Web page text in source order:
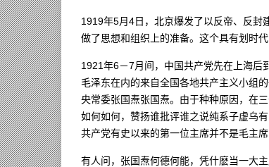
1919年5月4日，北京爆发了以反帝、反封
做了思想和组织上的准备。这个具有划时
1921年6－7月间，中国共产党先在上海后
毛泽东在内的来自全国各地共产主义小组
央常委张国焘张国焘。由于种种原因，在
如何如何，赞扬谁批评谁之说纯系子虚乌
共产党有史以来的第一位主席并不是毛主
有人问，张国焘何德何能，凭什麽当一大